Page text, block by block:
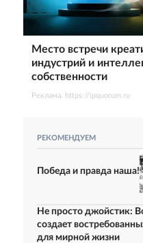
Место встречи
индустрий и
собственности
Реклама. https://ipquorum.ru
РЕКОМЕНДУЕМ
Победа и правда наша!
Не просто джойстик:
создает
для мирной жизни